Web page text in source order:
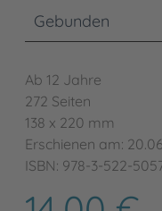
Gebunden
Ab 12 Jahre
272 Seiten
138 x 220 mm
Erschienen am:
ISBN: 978-3-522-